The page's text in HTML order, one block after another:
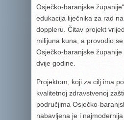
Osječko-baranjske
edukacija liječnika za rad
doppleru. Čitav projekt
milijuna kuna, a provodio
Osječko-baranjske
dvije godine.
Projektom, koji za cilj ima
kvalitetnoj zdravstvenoj
područjima Osječko-
nabavljena je i